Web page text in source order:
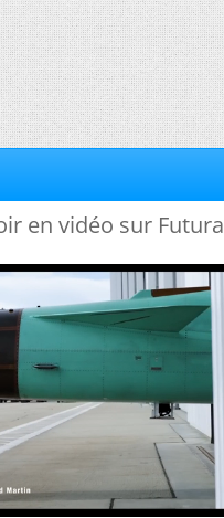
en vidéo sur Futura